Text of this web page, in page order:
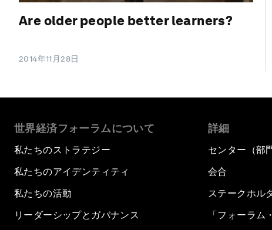
Are older people better learners?
2014年11月28日
世界経済フォーラムについて
私たちのストラテジー
私たちのアイデンティティ
私たちの活動
リーダーシップとガバナンス
詳細
センター（部
会合
ステークホル
「フォーラム